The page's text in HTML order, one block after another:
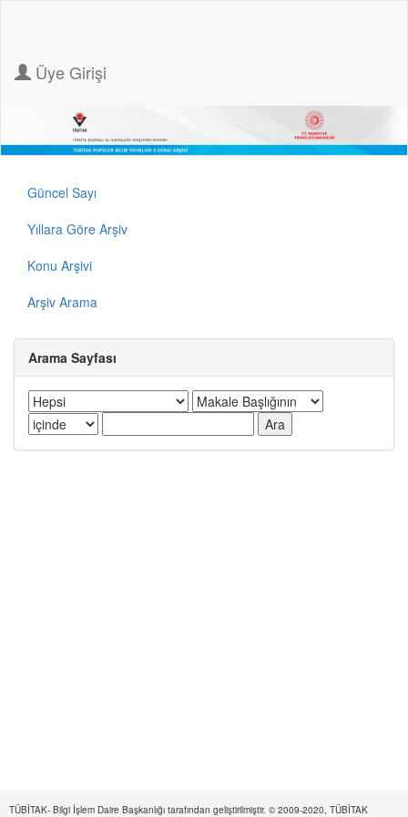
Üye Girişi
Güncel Sayı
Yıllara Göre Arşiv
Konu Arşivi
Arşiv Arama
Arama Sayfası
TÜBİTAK- Bilgi İşlem Daire Başkanlığı tarafından geliştirilmiştir. © 2009-2020, TÜBİTAK